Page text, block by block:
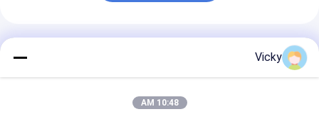
بلاستيكيّ ترقيق آلة
المنتجات الموصى بها
Vicky
10:48 AM